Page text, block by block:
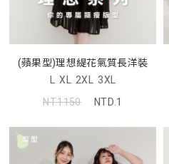
(蘋果型)理想緹花氣質長洋裝
L XL 2XL 3XL
NT.1150
NTD.1